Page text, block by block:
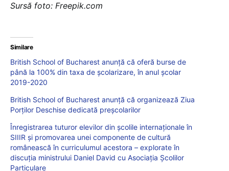
Sursă foto: Freepik.com
Similare
British School of Bucharest anunță că oferă burse de
până la 100% din taxa de școlarizare, în anul școlar
2019-2020
British School of Bucharest anunță că organizează Ziua
Porților Deschise dedicată preșcolarilor
Înregistrarea tuturor elevilor din școlile internaționale în
SIIIR și promovarea unei componente de cultură
românească în curriculumul acestora – explorate în
discuția ministrului Daniel David cu Asociația Școlilor
Particulare